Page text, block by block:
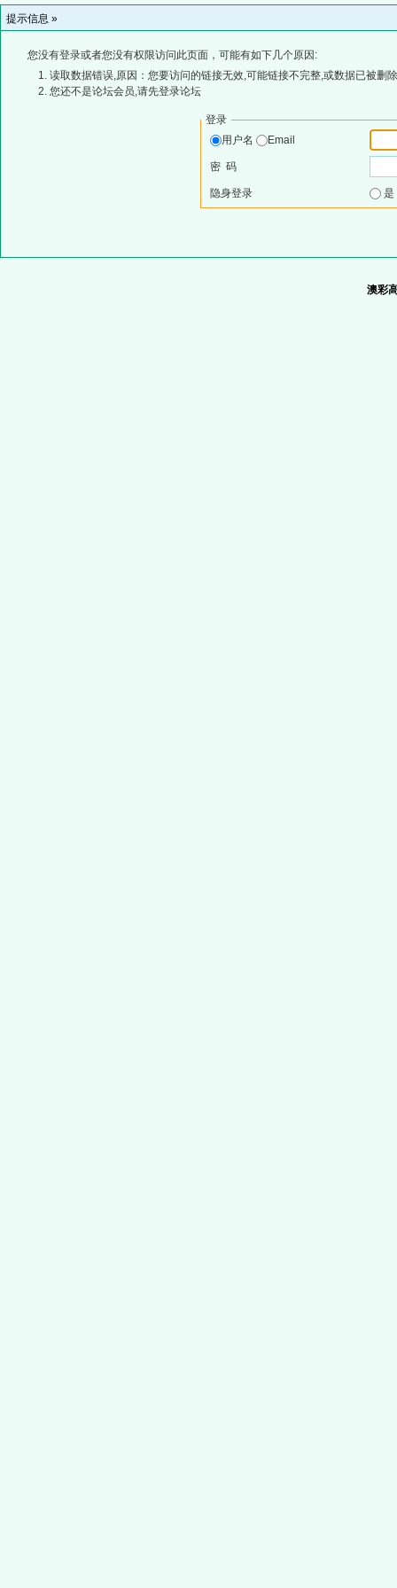
提示信息 »
您没有登录或者您没有权限访问此页面，可能有如下几个原因:
读取数据错误,原因：您要访问的链接无效,可能链接不完整,或数据已被删
您还不是论坛会员,请先登录论坛
登录
用户名
Email
密 码
隐身登录
澳彩